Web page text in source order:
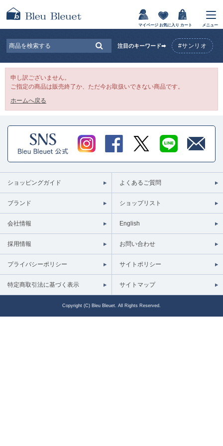
マイページ お気に入り カート メニュー
注目のキーワード➡ #サンリオ
申し訳ございません。
ご指定の商品は販売終了か、ただ今お取扱いできない商品です。
ホームへ戻る
ショッピングガイド よくあるご質問
ブランド ショップリスト
会社情報 English
採用情報 お問い合わせ
プライバシーポリシー サイトポリシー
特定商取引法に基づく表示 サイトマップ
Copyright (C) Bleu Bleuet. All Rights Reserved.